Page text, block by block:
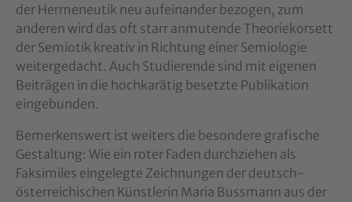
der Hermeneutik neu aufeinander bezogen, zum
anderen wird das oft starr anmutende Theoriekorsett
der Semiotik kreativ in Richtung einer Semiologie
weitergedacht. Auch Studierende sind mit eigenen
Beiträgen in die hochkarätig besetzte Publikation
eingebunden.
Bemerkenswert ist weiters die besondere grafische
Gestaltung: Wie ein roter Faden durchziehen als
Faksimiles eingelegte Zeichnungen der deutsch-
österreichischen Künstlerin Maria Bussmann aus der